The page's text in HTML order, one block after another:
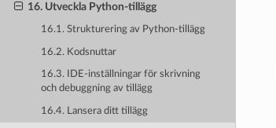
16. Utveckla Python-tillägg
16.1. Strukturering av Python-tillägg
16.2. Kodsnuttar
16.3. IDE-inställningar för skrivning
och debuggning av tillägg
16.4. Lansera ditt tillägg